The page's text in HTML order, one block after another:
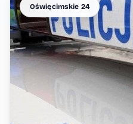
Oświęcimskie 24